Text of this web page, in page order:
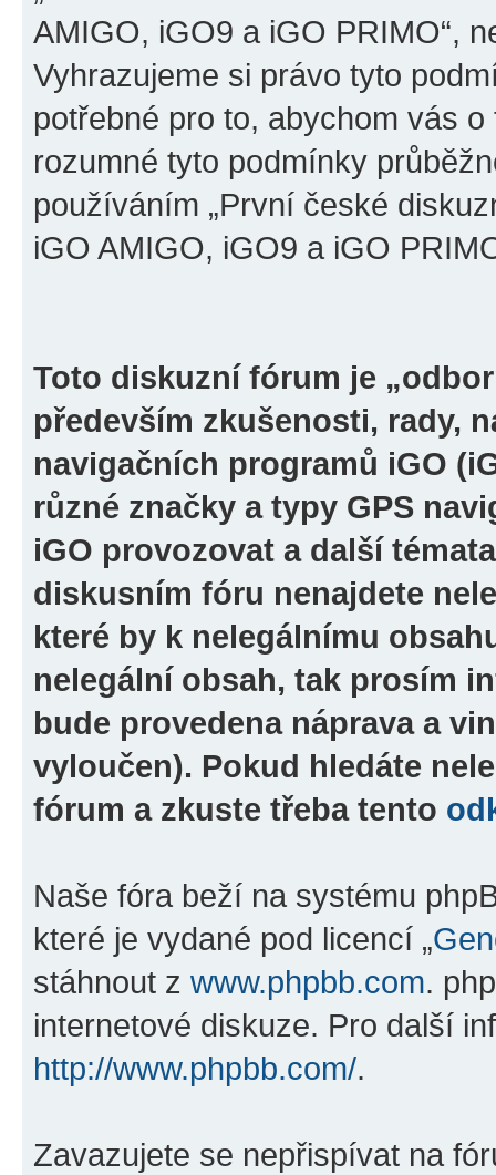
AMIGO, iGO9 a iGO PRIMO“,
Vyhrazujeme si právo tyto
potřebné pro to, abychom vás
rozumné tyto podmínky
používáním „První české
iGO AMIGO, iGO9 a iGO
Toto diskuzní fórum je
především zkušenosti, rady,
navigačních programů iGO
různé značky a typy GPS
iGO provozovat a další
diskusním fóru nenajdete
které by k nelegálnímu
nelegální obsah, tak prosím
bude provedena náprava a
vyloučen). Pokud hledáte
fórum a zkuste třeba tento
Naše fóra beží na systému
které je vydané pod licencí „
stáhnout z www.phpbb.com.
internetové diskuze. Pro další
http://www.phpbb.com/.
Zavazujete se nepřispívat na